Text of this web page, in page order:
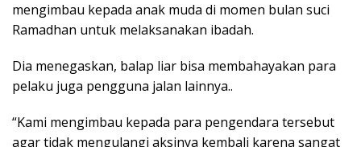
mengimbau kepada anak muda di momen bulan suci
Ramadhan untuk melaksanakan ibadah.
Dia menegaskan, balap liar bisa membahayakan para
pelaku juga pengguna jalan lainnya..
“Kami mengimbau kepada para pengendara tersebut
agar tidak mengulangi aksinya kembali karena sangat